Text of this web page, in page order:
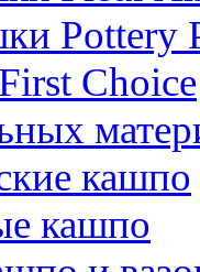
Pottery
Choice
кашпо
кашпо